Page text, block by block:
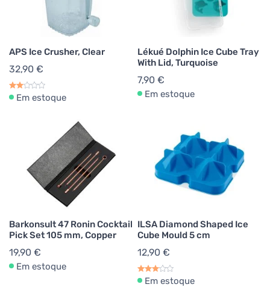
APS Ice Crusher, Clear
32,90 €
Em estoque
Lékué Dolphin Ice Cube Tray
With Lid, Turquoise
7,90 €
Em estoque
Barkonsult 47 Ronin Cocktail
Pick Set 105 mm, Copper
19,90 €
Em estoque
ILSA Diamond Shaped Ice
Cube Mould 5 cm
12,90 €
Em estoque